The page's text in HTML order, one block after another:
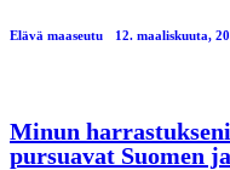
Elävä maaseutu 12. maaliskuuta,
Minun
pursuavat Suomen